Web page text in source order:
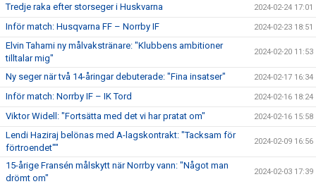
Tredje raka efter storseger i Huskvarna 2024-02-24 17:01
Inför match: Husqvarna FF – Norrby IF 2024-02-23 18:51
Elvin Tahami ny målvakstränare: "Klubbens ambitioner
tilltalar mig"
2024-02-20 11:53
Ny seger när två 14-åringar debuterade: "Fina insatser" 2024-02-17 16:34
Inför match: Norrby IF – IK Tord 2024-02-16 18:24
Viktor Widell: "Fortsätta med det vi har pratat om" 2024-02-16 15:58
Lendi Haziraj belönas med A-lagskontrakt: "Tacksam för
förtroendet""
2024-02-09 16:56
15-årige Fransén målskytt när Norrby vann: "Något man
drömt om"
2024-02-03 17:39